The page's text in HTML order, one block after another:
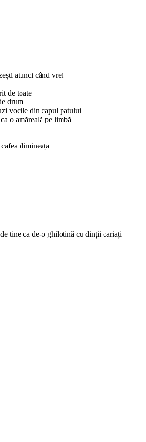
atunci când vrei
de toate
drum
vocile din capul patului
o amăreală pe limbă
dimineața
tine ca de-o ghilotină cu dinții cariați